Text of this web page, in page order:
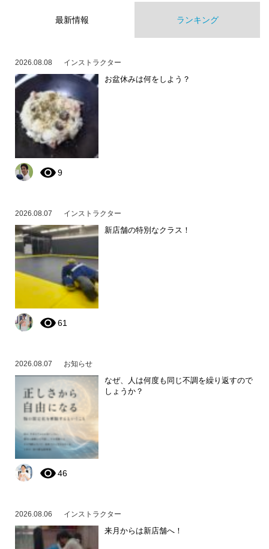
最新情報 ランキング
2026.08.08 インストラクター
お盆休みは何をしよう？
9
2026.08.07 インストラクター
新店舗の特別なクラス！
61
2026.08.07 お知らせ
なぜ、人は何度も同じ不調を繰り返すので
しょうか？
46
2026.08.06 インストラクター
来月からは新店舗へ！